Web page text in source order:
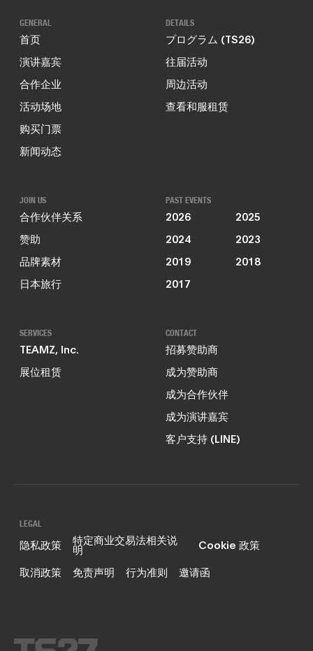
GENERAL
首页
演讲嘉宾
合作企业
活动场地
购买门票
新闻动态
DETAILS
プログラム (TS26)
往届活动
周边活动
查看和服租赁
JOIN US
合作伙伴关系
赞助
品牌素材
日本旅行
PAST EVENTS
2026
2025
2024
2023
2019
2018
2017
SERVICES
TEAMZ, Inc.
展位租赁
CONTACT
招募赞助商
成为赞助商
成为合作伙伴
成为演讲嘉宾
客户支持 (LINE)
LEGAL
隐私政策 特定商业交易法相关说
明
Cookie 政策
取消政策
免责声明 行为准则 邀请函